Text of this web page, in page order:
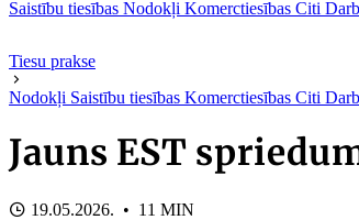
Saistību tiesības Nodokļi Komerctiesības Citi
Tiesu prakse
Nodokļi Saistību tiesības Komerctiesības Citi
Jauns EST
19.05.2026. • 11 MIN